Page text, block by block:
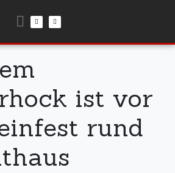
ist vor
rund